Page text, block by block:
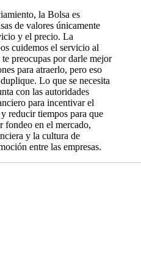
la Bolsa es
de valores únicamente
y el precio. La
cuidemos el servicio al
preocupas por darle mejor
para atraerlo, pero eso
Lo que se necesita
con las autoridades
para incentivar el
reducir tiempos para que
fondeo en el mercado,
y la cultura de
entre las empresas.